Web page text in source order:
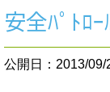
安全ﾊﾟﾄﾛ
公開日：2013/09/